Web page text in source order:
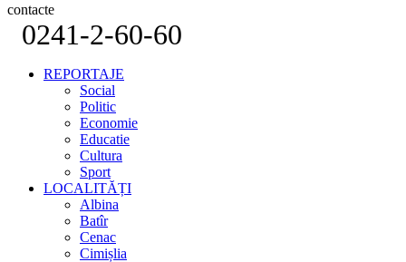
contacte
0241-2-60-60
REPORTAJE
Social
Politic
Economie
Educatie
Cultura
Sport
LOCALITĂȚI
Albina
Batîr
Cenac
Cimișlia